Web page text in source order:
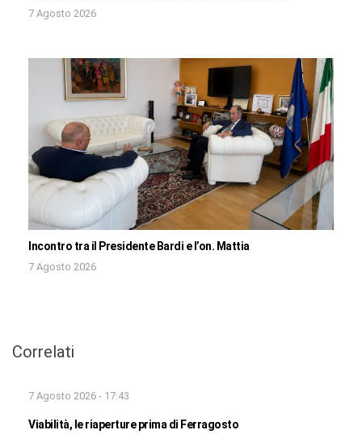
7 Agosto 2026
Incontro tra il Presidente Bardi e l’on. Mattia
7 Agosto 2026
Correlati
7 Agosto 2026 - 17:43
Viabilità, le riaperture prima di Ferragosto